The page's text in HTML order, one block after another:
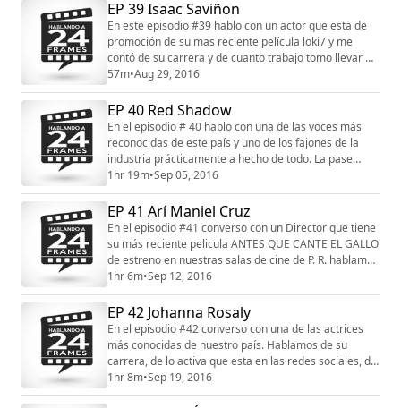
siempre a los muchachos de The Pin Guy que son los
que hacen nuestros pin oficiales de HA24F. Este
episodio es auspiciado por OFX los mejor...
EP 39 Isaac Saviñon
En este episodio #39 hablo con un actor que esta de
promoción de su mas reciente película loki7 y me
contó de su carrera y de cuanto trabajo tomo llevar a
las salas esta nueva propuesta. Espero que les guste
mi conversación con el actor Isaac Saviñon. Pueden
ver actualmente #loki 7 en las salas de nuestro país.
Agradecemos como siempre a los muchachos de The
Pin Guy que son los que hacen nuest...
57m•Aug 29, 2016
EP 40 Red Shadow
En el episodio # 40 hablo con una de las voces más
reconocidas de este país y uno de los fajones de la
industria prácticamente a hecho de todo. La pase
super hablando con Red Shadow. Puedes escuchar a
Red Shadow todas las mañanas en la radio atraves de
su programa El Relajo de la mañana por la X junto a
Deddie Romero y también por su pagina
www.redshadowpr.com Agradecemos como siempre a
los mu...
1hr 19m•Sep 05, 2016
EP 41 Arí Maniel Cruz
En el episodio #41 converso con un Director que tiene
su más reciente pelicula ANTES QUE CANTE EL GALLO
de estreno en nuestras salas de cine de P. R. hablamos
de como decide comenzar a hacer cine y de como fue
su carrera hasta el día de hoy. Espero que disfruten mi
conversación con Arí Maniel cruz. Agradecemos como
siempre a los muchachos de The Pin Guy que son los
que hacen nuestros pin oficia...
1hr 6m•Sep 12, 2016
EP 42 Johanna Rosaly
En el episodio #42 converso con una de las actrices
más conocidas de nuestro país. Hablamos de su
carrera, de lo activa que esta en las redes sociales, de
NY y de sus películas. Hablamos también de una de
las novelas más reconocidas Cristina Bazán donde fue
1hr 8m•Sep 19, 2016